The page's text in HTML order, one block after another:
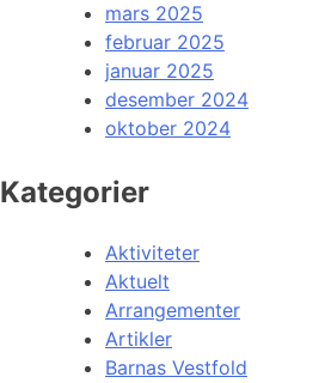
mars 2025
februar 2025
januar 2025
desember 2024
oktober 2024
Kategorier
Aktiviteter
Aktuelt
Arrangementer
Artikler
Barnas Vestfold